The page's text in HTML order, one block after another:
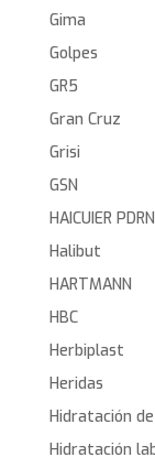
Gima
Golpes
GR5
Gran Cruz
Grisi
GSN
HAICUIER PDRN
Halibut
HARTMANN
HBC
Herbiplast
Heridas
Hidratación
Hidratación